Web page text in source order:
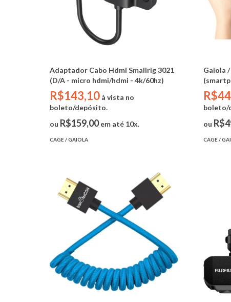
Adaptador Cabo Hdmi Smallrig 3021
(D/A - micro hdmi/hdmi - 4k/60hz)
R$143,10 à vista no
boleto/depósito.
ou R$159,00em até 10x.
CAGE / GAIOLA
Gaiola
boleto/
ou
CAGE /